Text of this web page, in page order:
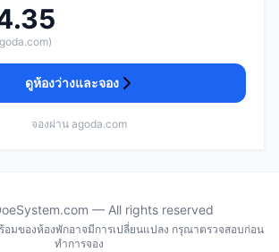
ดูห้องว่างและจอง
จองผ่าน agoda.com
— All rights reserved
มของห้องพักอาจมีการเปลี่ยนแปลง กรุณาตรวจสอบก่อน
ทำการจอง